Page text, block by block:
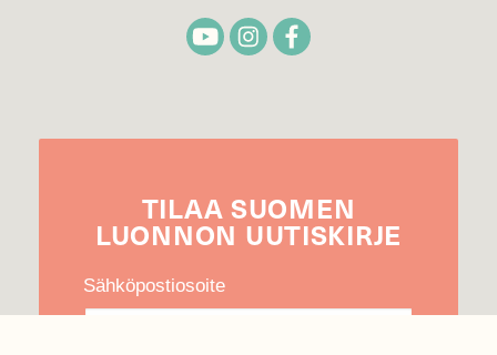
TILAA SUOMEN
LUONNON UUTIS­KIRJE
Sähköpostiosoite